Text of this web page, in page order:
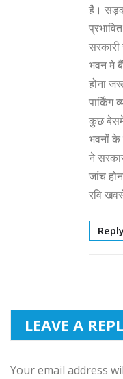
है। सड़क
भवन मे
होना
पार्किंग
कुछ
भवनों के
ने
जांच
रवि
LEAVE A
Your email address